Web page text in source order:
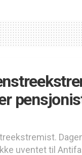
uventet til